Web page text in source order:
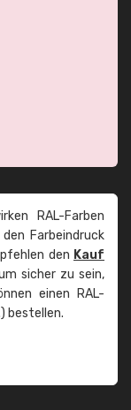
RAL-Farben
Farbeindruck
den Kauf
sicher zu sein,
einen RAL-
bestellen.